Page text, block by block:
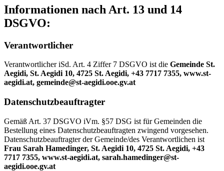
Informationen nach Art. 13 und 14
DSGVO:
Verantwortlicher
Verantwortlicher iSd. Art. 4 Ziffer 7 DSGVO ist die Gemeinde St.
Aegidi, St. Aegidi 10, 4725 St. Aegidi, +43 7717 7355, www.st-
aegidi.at, gemeinde@st-aegidi.ooe.gv.at
Datenschutzbeauftragter
Gemäß Art. 37 DSGVO iVm. §57 DSG ist für Gemeinden die
Bestellung eines Datenschutzbeauftragten zwingend vorgesehen.
Datenschutzbeauftragter der Gemeinde/des Verantwortlichen ist
Frau Sarah Hamedinger, St. Aegidi 10, 4725 St. Aegidi, +43
7717 7355, www.st-aegidi.at, sarah.hamedinger@st-
aegidi.ooe.gv.at